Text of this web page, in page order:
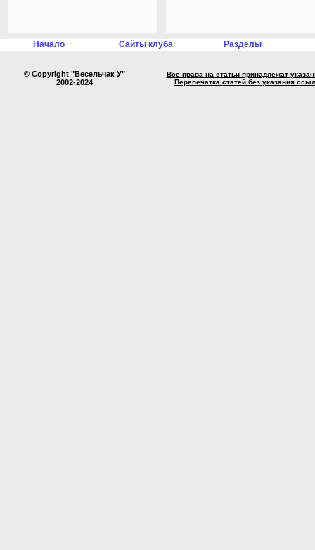
Начало Сайты клуба Разделы
© Copyright "Весельчак У"
2002-2024
Все права на статьи принадлежат
Перепечатка статей без указания